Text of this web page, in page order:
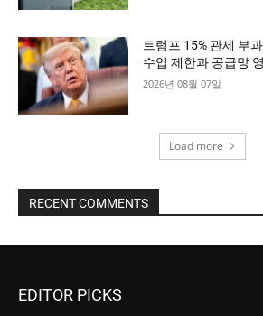
트럼프 15% 관세 부
수입 제한과 공급망
2026년 08월 07일
Load more
RECENT COMMENTS
EDITOR PICKS